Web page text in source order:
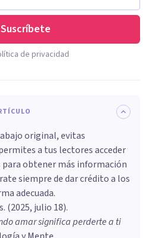
Suscríbete
de privacidad
original, evitas
a tus lectores acceder
obtener más información
siempre de dar crédito a los
adecuada.
. (2025, julio 18).
amar significa perderte a ti